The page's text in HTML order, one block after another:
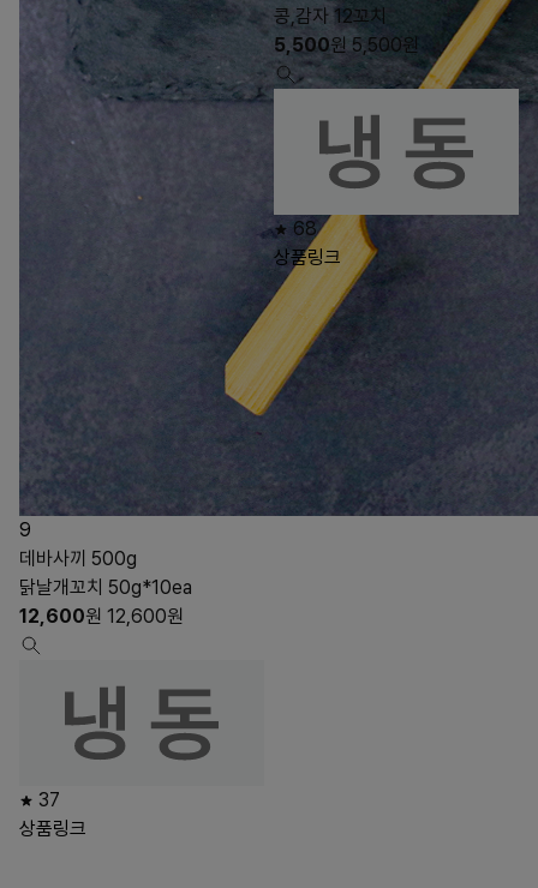
9
데바사끼 500g
닭날개꼬치 50g*10ea
12,600원 12,600원
37
상품링크
콩,감자 12꼬치
5,500원 5,500원
68
상품링크